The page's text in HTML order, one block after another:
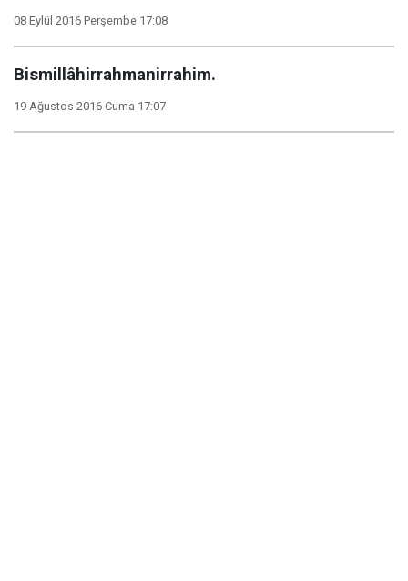
08 Eylül 2016 Perşembe 17:08
Bismillâhirrahmanirrahim.
19 Ağustos 2016 Cuma 17:07